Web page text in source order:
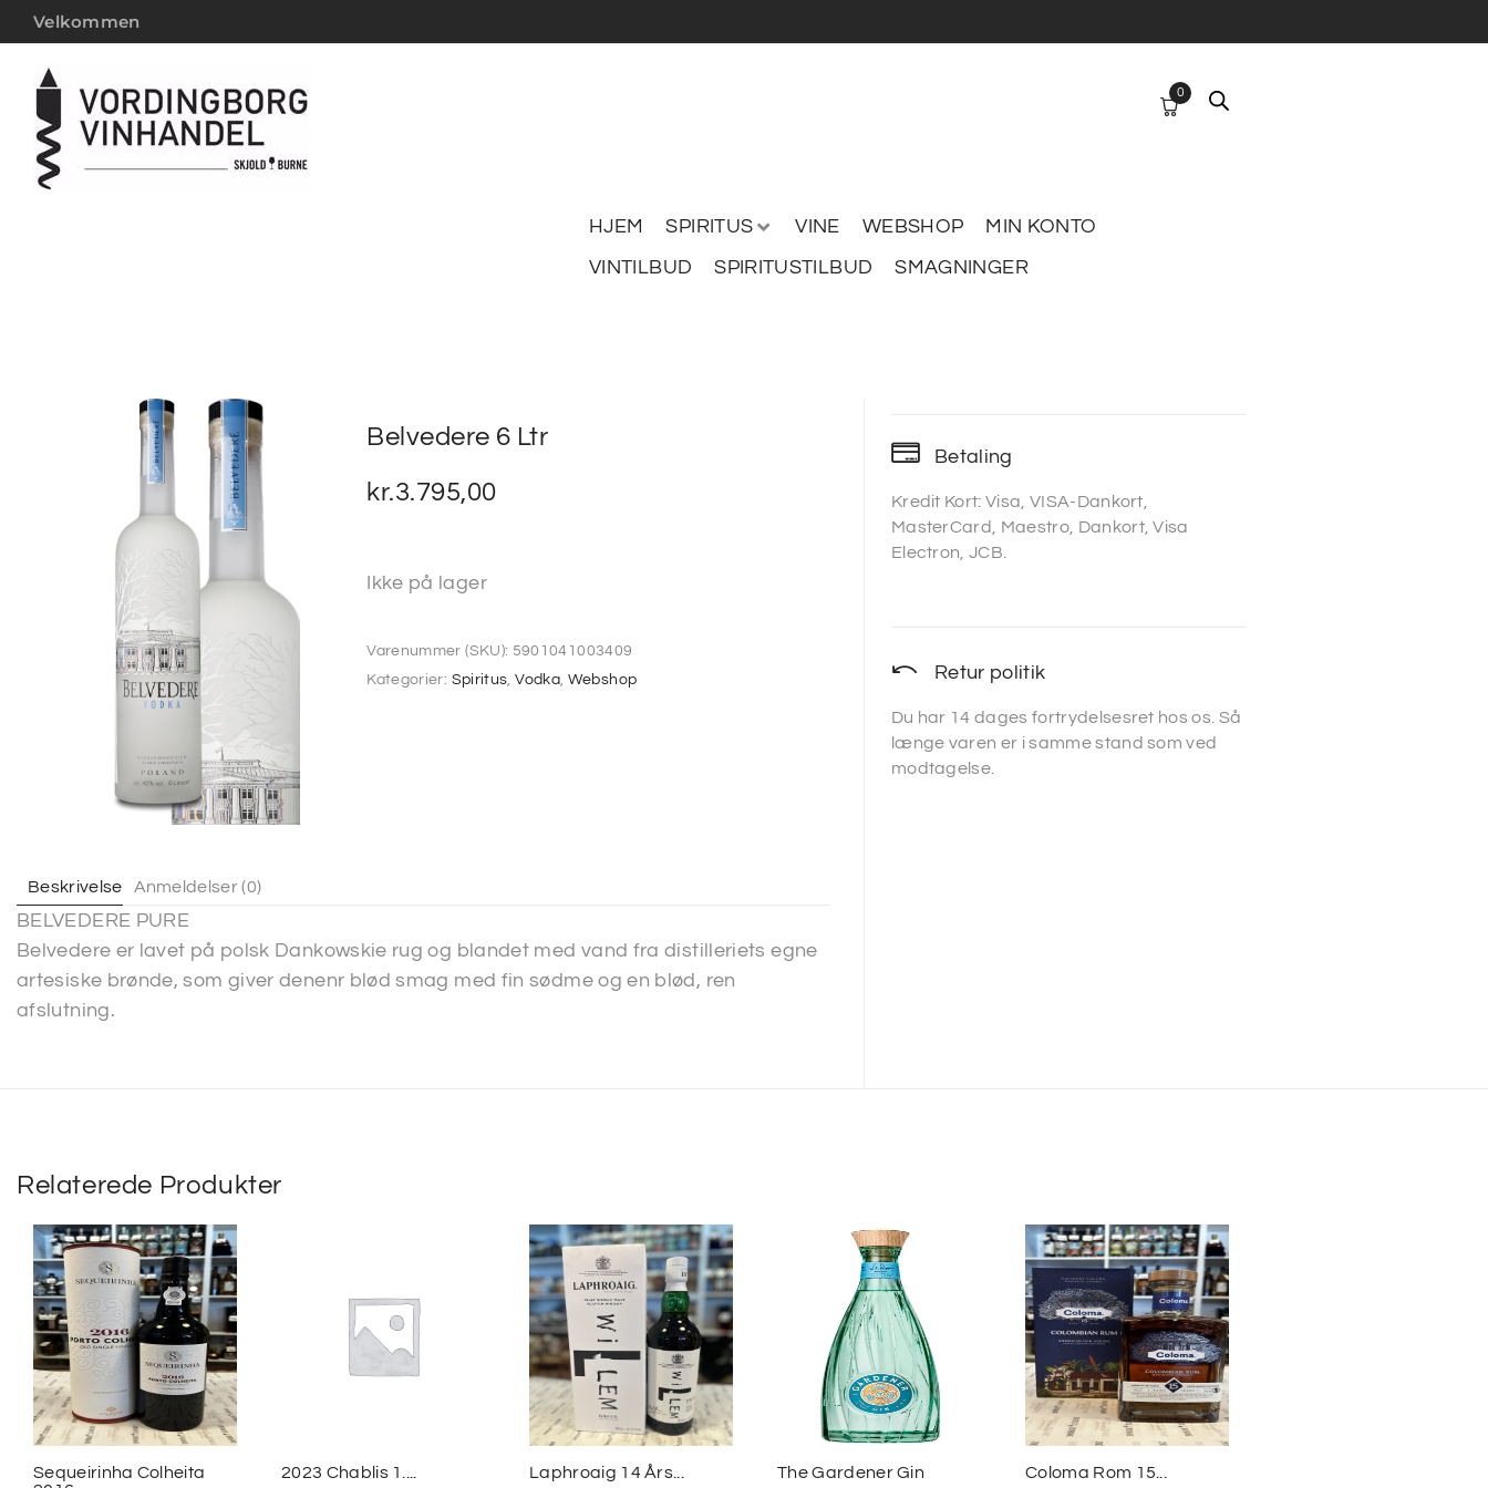
Velkommen
HJEM SPIRITUS VINE WEBSHOP
MIN KONTO
VINTILBUD
SPIRITUSTILBUD SMAGNINGER
0
Belvedere 6 Ltr
kr.3.795,00
Ikke på lager
Varenummer (SKU): 5901041003409
Kategorier: Spiritus,Vodka, Webshop
Beskrivelse Anmeldelser (0)
BELVEDERE PURE
Belvedere er lavet på polsk Dankowskie rug og blandet med vand fra distilleriets egne
artesiske brønde, som giver denenr blød smag med fin sødme og en blød, ren
afslutning.
Betaling
Kredit Kort: Visa, VISA-Dankort,
MasterCard, Maestro, Dankort, Visa
Electron, JCB.
Retur politik
Du har 14 dages fortrydelsesret hos os. Så
længe varen er i samme stand som ved
modtagelse.
Relaterede Produkter
Sequeirinha Colheita
2023 Chablis 1.... Laphroaig 14 Års... The Gardener Gin Coloma Rom 15...